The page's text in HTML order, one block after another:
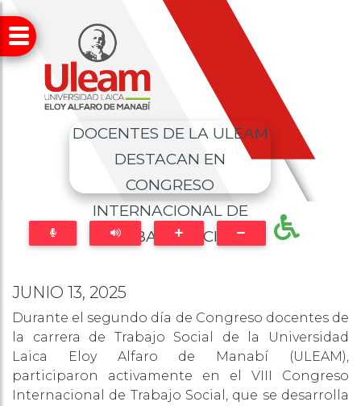
DOCENTES DE LA ULEAM
DESTACAN EN
CONGRESO
INTERNACIONAL DE
TRABAJO SOCIAL
JUNIO 13, 2025
Durante el segundo día de Congreso docentes de
la carrera de Trabajo Social de la Universidad
Laica Eloy Alfaro de Manabí (ULEAM),
participaron activamente en el VIII Congreso
Internacional de Trabajo Social, que se desarrolla